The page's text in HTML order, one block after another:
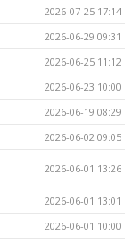
2026-07-25 17:14
2026-06-29 09:31
2026-06-25 11:12
2026-06-23 10:00
2026-06-19 08:29
2026-06-02 09:05
2026-06-01 13:26
2026-06-01 13:01
2026-06-01 10:00